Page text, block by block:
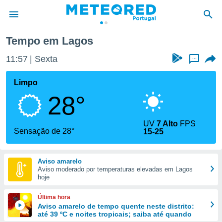
da
foi
fornecidas
a este
das
e
forma
digital
Tempo em Lagos
11:57 Sexta ...
Limpo
28°
Sensação de 28°
UV7 Alto FPS
15-25
Aviso amarelo
Aviso moderado por temperaturas elevadas em Lagos
hoje
Última hora
Aviso amarelo de tempo quente neste distrito:
até 39 ºC e noites tropicais; saiba até quando